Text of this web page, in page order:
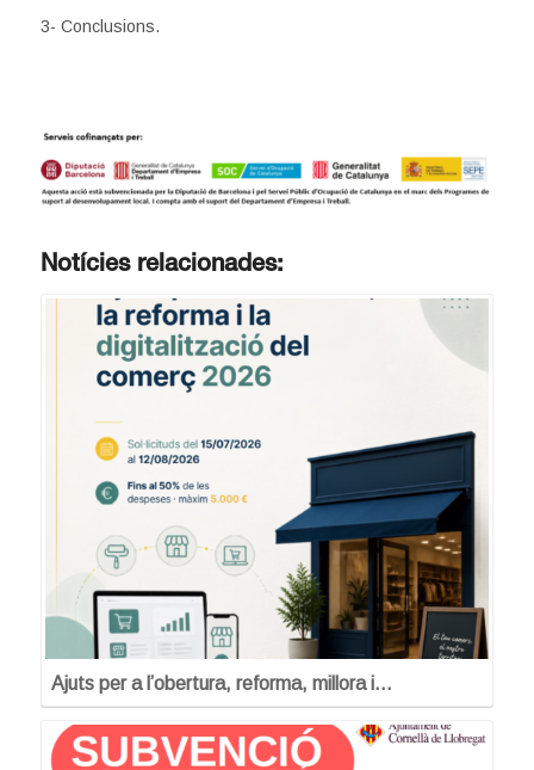
3- Conclusions.
Notícies relacionades:
Ajuts per a l’obertura, reforma, millora i…